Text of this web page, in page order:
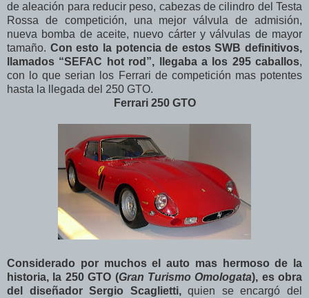
de aleación para reducir peso, cabezas de cilindro del Testa
Rossa de competición, una mejor válvula de admisión,
nueva bomba de aceite, nuevo cárter y válvulas de mayor
tamaño. Con esto la potencia de estos SWB definitivos,
llamados “SEFAC hot rod”, llegaba a los 295 caballos,
con lo que serian los Ferrari de competición mas potentes
hasta la llegada del 250 GTO.
Ferrari 250 GTO
Considerado por muchos el auto mas hermoso de la
historia, la 250 GTO (Gran Turismo Omologata), es obra
del diseñador Sergio Scaglietti,quien se encargó del